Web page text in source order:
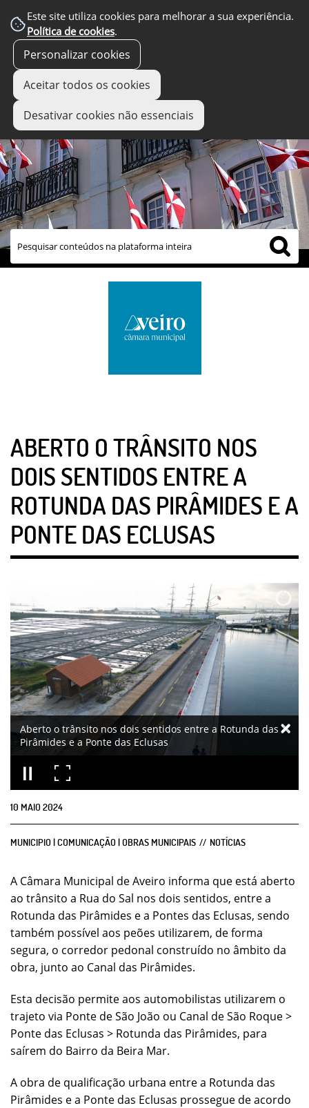
Este site utiliza cookies para melhorar a sua experiência.
Política de cookies.
Personalizar cookies
Aceitar todos os cookies
Desativar cookies não essenciais
links úteis
ABERTO O TRÂNSITO NOS
DOIS SENTIDOS ENTRE A
ROTUNDA DAS PIRÂMIDES E A
PONTE DAS ECLUSAS
Aberto o trânsito nos dois sentidos entre a Rotunda das
Pirâmides e a Ponte das Eclusas
10 MAIO2024
MUNICIPIO | COMUNICAÇÃO | OBRAS MUNICIPAIS NOTÍCIAS
A Câmara Municipal de Aveiro informa que está aberto
ao trânsito a Rua do Sal nos dois sentidos, entre a
Rotunda das Pirâmides e a Pontes das Eclusas, sendo
também possível aos peões utilizarem, de forma
segura, o corredor pedonal construído no âmbito da
obra, junto ao Canal das Pirâmides.
Esta decisão permite aos automobilistas utilizarem o
trajeto via Ponte de São João ou Canal de São Roque >
Ponte das Eclusas > Rotunda das Pirâmides, para
saírem do Bairro da Beira Mar.
A obra de qualificação urbana entre a Rotunda das
Pirâmides e a Ponte das Eclusas prossegue de acordo